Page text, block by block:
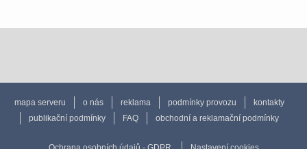
mapa serveru o nás reklama podmínky provozu
kontakty
publikační podmínky
FAQ obchodní a reklamační podmínky